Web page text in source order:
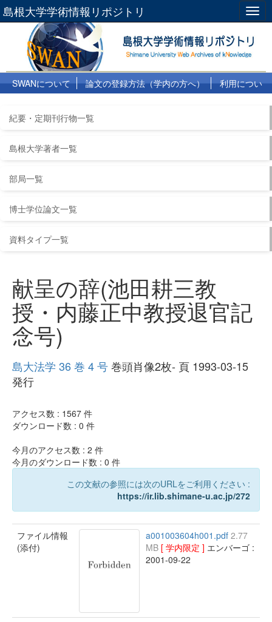
島根大学学術情報リポジトリ
SWANについて 論文の登録方法（学内の方へ）
利用につい
紀要・定期刊行物一覧
島根大学著者一覧
部局一覧
博士学位論文一覧
資料タイプ一覧
献呈の辞(池田耕三教
授・内藤正中教授退官記
念号)
島大法学 36 巻 4 号巻頭肖像2枚- 頁 1993-03-15
発行
アクセス数 : 1567 件
ダウンロード数 : 0 件
今月のアクセス数 : 2 件
今月のダウンロード数 : 0 件
この文献の参照には次のURLをご利用ください :
https://ir.lib.shimane-u.ac.jp/272
ファイル情報
(添付)
a001003604h001.pdf 2.77
MB [ 学内限定 ] エンバーゴ :
2001-09-22